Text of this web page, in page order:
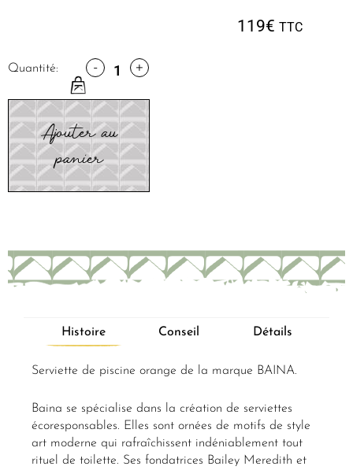
119€ TTC
Quantité: - +
Ajouter au
panier
Histoire Conseil Détails
Serviette de piscine orange de la marque BAINA.
Baina se spécialise dans la création de serviettes
écoresponsables. Elles sont ornées de motifs de style
art moderne qui rafraîchissent indéniablement tout
rituel de toilette. Ses fondatrices Bailey Meredith et